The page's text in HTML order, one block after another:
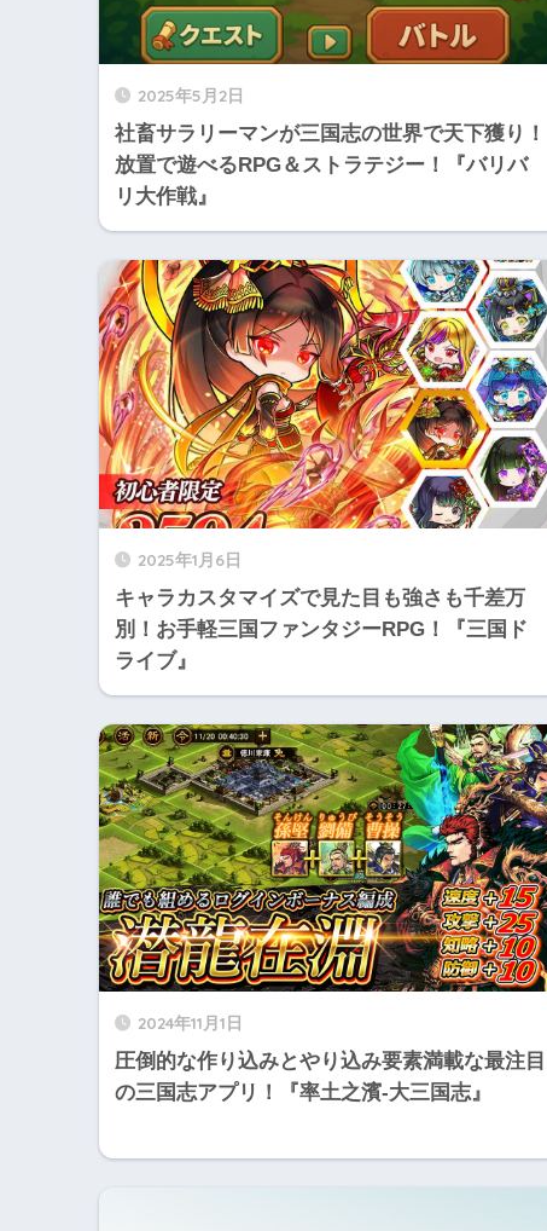
2025年5月2日
社畜サラリーマンが三国志の世界で天下獲り！
放置で遊べるRPG＆ストラテジー！『バリバ
リ大作戦』
2025年1月6日
キャラカスタマイズで見た目も強さも千差万
別！お手軽三国ファンタジーRPG！『三国ド
ライブ』
2024年11月1日
圧倒的な作り込みとやり込み要素満載な最注目
の三国志アプリ！『率土之濱-大三国志』